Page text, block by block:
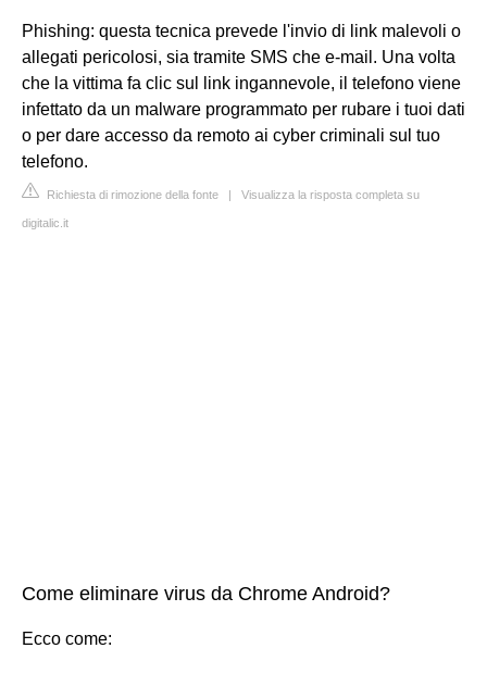
Phishing: questa tecnica prevede l'invio di link malevoli o
allegati pericolosi, sia tramite SMS che e-mail. Una volta
che la vittima fa clic sul link ingannevole, il telefono viene
infettato da un malware programmato per rubare i tuoi dati
o per dare accesso da remoto ai cyber criminali sul tuo
telefono.
Richiesta di rimozione della fonte | Visualizza la risposta completa su
digitalic.it
Come eliminare virus da Chrome Android?
Ecco come: